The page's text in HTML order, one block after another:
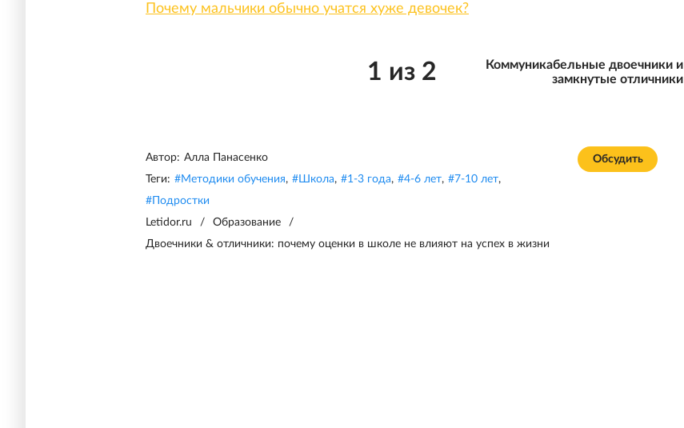
Почему мальчики обычно учатся хуже девочек?
1 из 2
Коммуникабельные двоечники и
замкнутые отличники
Обсудить
Автор: Алла Панасенко
Теги: #Методики обучения, # Школа, #1-3 года, #4-6 лет, #7-10 лет,
#Подростки
Letidor.ru
/ Образование
/
Двоечники & отличники: почему оценки в школе не влияют на успех в жизни